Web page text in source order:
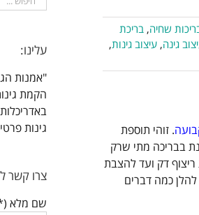
שחיה, בריכת
גינה, עיצוב גינות,
. זוהי תוספת
בבריכה מתי שרק
ריצוף דק ועד להצבת
כמה דברים
עלינו:
"אמנות
הקמת
גינות
צרו קשר
שם מלא